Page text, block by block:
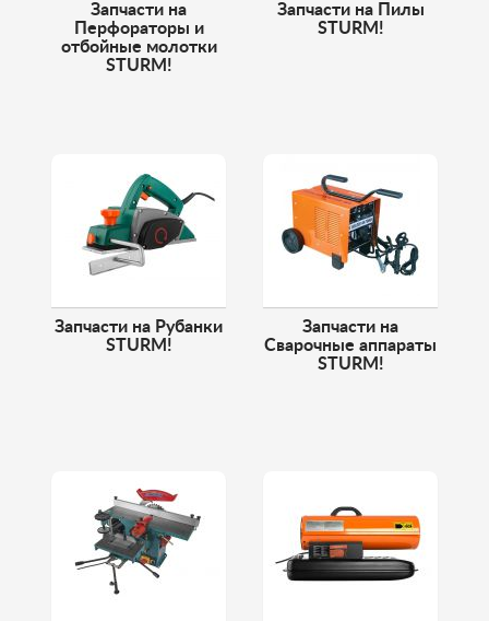
Запчасти на
Перфораторы и
отбойные молотки
STURM!
Запчасти на Пилы
STURM!
Запчасти на Рубанки
STURM!
Запчасти на
Сварочные аппараты
STURM!